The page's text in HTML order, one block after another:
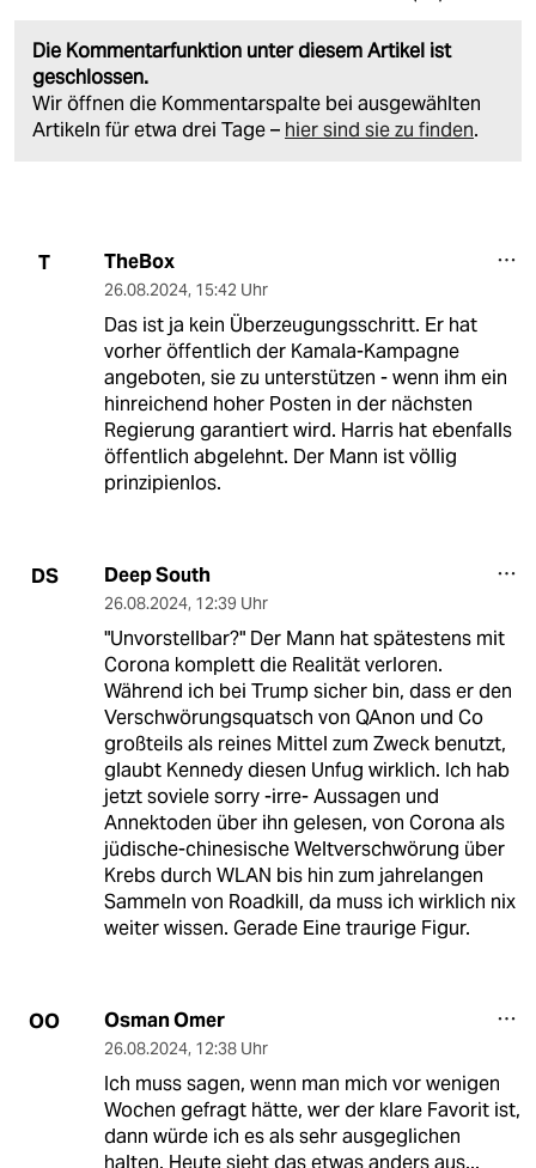
Die Kommentarfunktion unter diesem Artikel ist
geschlossen.
Wir öffnen die Kommentarspalte bei ausgewählten
Artikeln für etwa drei Tage – hier sind sie zu finden.
T TheBox
26.08.2024, 15:42 Uhr
Das ist ja kein Überzeugungsschritt. Er hat
vorher öffentlich der Kamala-Kampagne
angeboten, sie zu unterstützen - wenn ihm ein
hinreichend hoher Posten in der nächsten
Regierung garantiert wird. Harris hat ebenfalls
öffentlich abgelehnt. Der Mann ist völlig
prinzipienlos.
DS Deep South
26.08.2024, 12:39 Uhr
"Unvorstellbar?" Der Mann hat spätestens mit
Corona komplett die Realität verloren.
Während ich bei Trump sicher bin, dass er den
Verschwörungsquatsch von QAnon und Co
großteils als reines Mittel zum Zweck benutzt,
glaubt Kennedy diesen Unfug wirklich. Ich hab
jetzt soviele sorry -irre- Aussagen und
Annektoden über ihn gelesen, von Corona als
jüdische-chinesische Weltverschwörung über
Krebs durch WLAN bis hin zum jahrelangen
Sammeln von Roadkill, da muss ich wirklich nix
weiter wissen. Gerade Eine traurige Figur.
OO Osman Omer
26.08.2024, 12:38 Uhr
Ich muss sagen, wenn man mich vor wenigen
Wochen gefragt hätte, wer der klare Favorit ist,
dann würde ich es als sehr ausgeglichen
halten. Heute sieht das etwas anders aus...